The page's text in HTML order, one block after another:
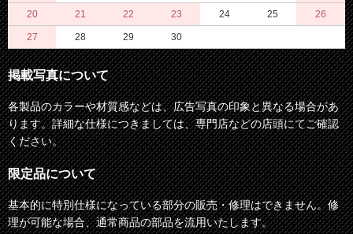
20 21 22 23 24 25 26
27 28 29 30
掲載写真について
各製品のカラーや材質感などは、広告写真の印象と異なる場合があ
ります。詳細な仕様につきましては、専門店などの店頭にてご確認
ください。
限定品について
基本的に特別仕様になっている部分の販売・修理はできません。修
理が可能な場合、通常商品の部品を流用いたします。